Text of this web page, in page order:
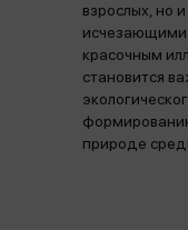
взрослых, но
исчезающими
красочным
становится
природе